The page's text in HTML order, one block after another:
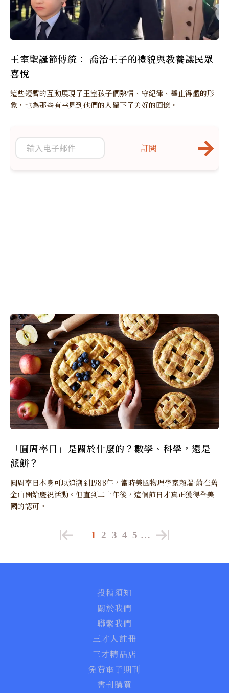
王室聖誕節傳統： 喬治王子的禮貌與教養讓民眾
喜悅
這些短暫的互動展現了王室孩子們熱情、守紀律、舉止得體的形
象，也為那些有幸見到他們的人留下了美好的回憶。
「圓周率日」是關於什麼的？數學、科學，還是
派餅？
圓周率日本身可以追溯到1988年，當時美國物理學家賴瑞·蕭在舊
金山開始慶祝活動。但直到二十年後，這個節日才真正獲得全美
國的認可。
訂閱
1 2 3 4 5 …
投稿須知
關於我們
聯繫我們
三才人註冊
三才精品店
免費電子期刊
書刊購買